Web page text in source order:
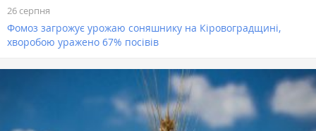
26 серпня
Фомоз загрожує урожаю соняшнику на Кіровоградщині,
хворобою уражено 67% посівів